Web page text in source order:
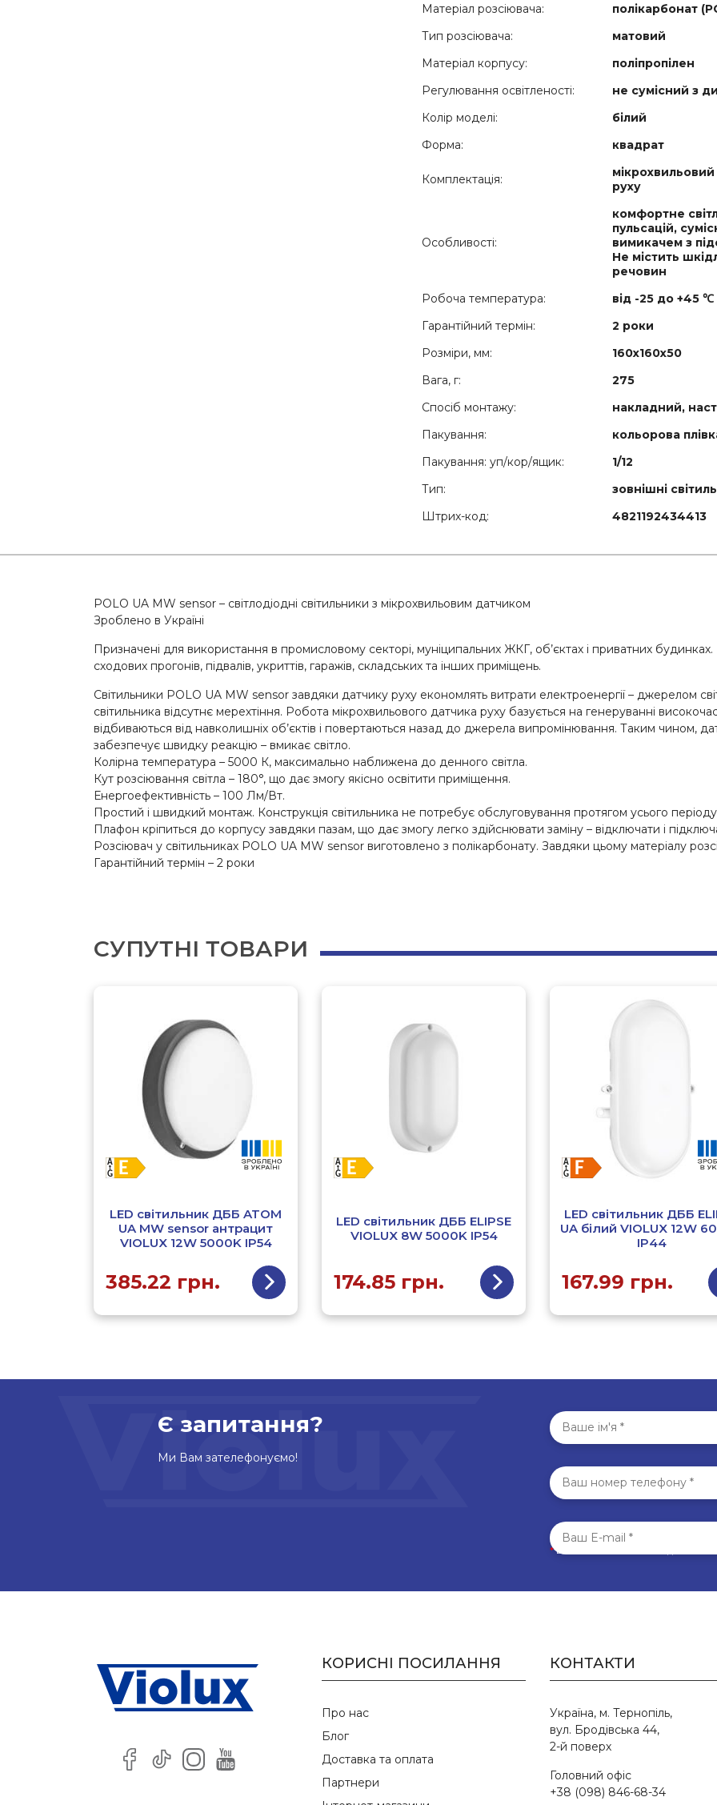
Матеріал розсіювача:
полікарбонат
Тип розсіювача:
матовий
Матеріал корпусу:
поліпропілен
Регулювання освітленості:
не сумісний з
Колір моделі:
білий
Форма:
квадрат
Комплектація:
руху
Особливості:
комфортне
пульсацій,
вимикачем з
Не містить
речовин
Робоча температура:
від -25 до +45 ℃
Гарантійний термін:
2 роки
Розміри, мм:
160x160x50
Вага, г:
275
Спосіб монтажу:
накладний,
Пакування:
кольорова
Пакування: уп/кор/ящик:
1/12
Тип:
зовнішні
Штрих-код:
4821192434413
POLO UA MW sensor – світлодіодні світильники з мікрохвильовим датчиком
Зроблено в Україні
Призначені для використання в промисловому секторі, муніципальних ЖКГ, об’єктах і приватних
сходових прогонів, підвалів, укриттів, гаражів, складських та інших приміщень.
Світильники POLO UA MW sensor завдяки датчику руху економлять витрати електроенергії – джерелом
світильника відсутнє мерехтіння. Робота мікрохвильового датчика руху базується на генеруванні
відбиваються від навколишніх об’єктів і повертаються назад до джерела випромінювання. Таким чином,
забезпечує швидку реакцію – вмикає світло.
Колірна температура – 5000 К, максимально наближена до денного світла.
Кут розсіювання світла – 180°, що дає змогу якісно освітити приміщення.
Енергоефективність – 100 Лм/Вт.
Простий і швидкий монтаж. Конструкція світильника не потребує обслуговування протягом усього періоду
Плафон кріпиться до корпусу завдяки пазам, що дає змогу легко здійснювати заміну – відключати і
Розсіювач у світильниках POLO UA MW sensor виготовлено з полікарбонату. Завдяки цьому матеріалу
Гарантійний термін – 2 роки
СУПУТНІ ТОВАРИ
LED світильник ДББ ATOM
UA MW sensor антрацит
VIOLUX 12W 5000K IP54
385.22 грн.
LED світильник ДББ ELIPSE
VIOLUX 8W 5000K IP54
174.85 грн.
LED світильник ДББ
UA білий VIOLUX 12W
IP44
167.99 грн.
Є запитання?
Ми Вам зателефонуємо!
*Всі поля обов’язкові для
КОРИСНІ ПОСИЛАННЯ
Про нас
Блог
Доставка та оплата
Партнери
КОНТАКТИ
Україна, м. Тернопіль,
вул. Бродівська 44,
2-й поверх
Головний офіс
+38 (098) 846-68-34